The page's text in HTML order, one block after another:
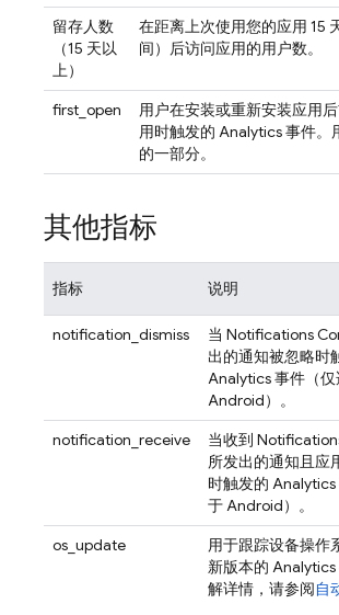
留存人数
（15 天以
上）
在距离上次使用您的应用 15
间）后访问应用的用户数。
first_open
用户在安装或重新安装应用
用时触发的 Analytics事件。
的一部分。
其他指标
指标 说明
notification_dismiss
当 Notifications
出的通知被忽略时
Analytics事件（
Android）。
notification_receive
当收到
所发出的通知且应
时触发的 Analytics
于 Android）。
os_update
用于跟踪设备操作
新版本的 Analytics
解详情，请参阅自